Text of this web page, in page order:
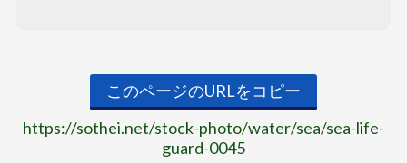
このページのURLをコピー
https://sothei.net/stock-photo/water/sea/sea-life-
guard-0045